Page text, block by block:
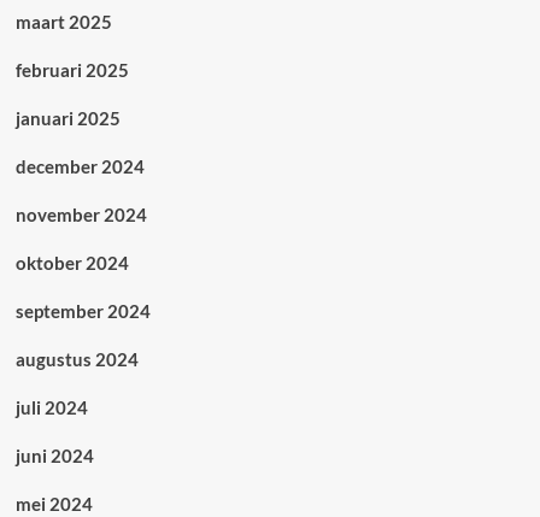
maart 2025
februari 2025
januari 2025
december 2024
november 2024
oktober 2024
september 2024
augustus 2024
juli 2024
juni 2024
mei 2024